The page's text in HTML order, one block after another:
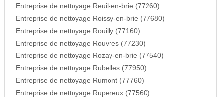
Entreprise de nettoyage Reuil-en-brie (77260)
Entreprise de nettoyage Roissy-en-brie (77680)
Entreprise de nettoyage Rouilly (77160)
Entreprise de nettoyage Rouvres (77230)
Entreprise de nettoyage Rozay-en-brie (77540)
Entreprise de nettoyage Rubelles (77950)
Entreprise de nettoyage Rumont (77760)
Entreprise de nettoyage Rupereux (77560)